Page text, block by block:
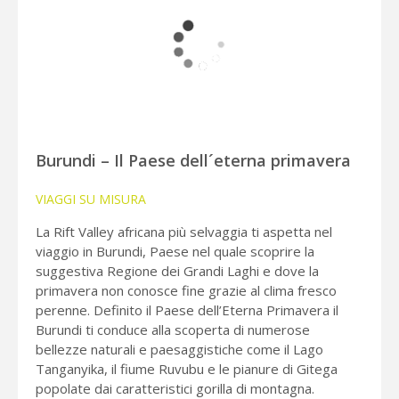
Burundi – Il Paese dell´eterna primavera
VIAGGI SU MISURA
La Rift Valley africana più selvaggia ti aspetta nel
viaggio in Burundi, Paese nel quale scoprire la
suggestiva Regione dei Grandi Laghi e dove la
primavera non conosce fine grazie al clima fresco
perenne. Definito il Paese dell’Eterna Primavera il
Burundi ti conduce alla scoperta di numerose
bellezze naturali e paesaggistiche come il Lago
Tanganyika, il fiume Ruvubu e le pianure di Gitega
popolate dai caratteristici gorilla di montagna.